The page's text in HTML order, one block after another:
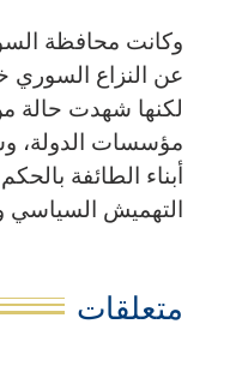
وكانت محافظة
عن النزاع السوري
لكنها شهدت حالة
مؤسسات الدولة،
أبناء الطائفة
التهميش السياسي
متعلقات